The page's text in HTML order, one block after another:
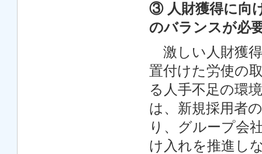
③ 人財獲得に向
のバランスが必
激しい人財獲
置付けた労使の
る人手不足の環
は、新規採用者
り、グループ会
け入れを推進し